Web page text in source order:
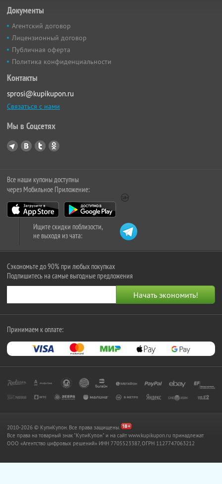
Документы
Агентский договор
Лицензионный договор
Публичная оферта
Политика конфиденциальности
Контакты
sprosi@kupikupon.ru
Связаться с нами
Мы в Соцсетях
Все наши купоны доступны
через Мобильное Приложение:
Ищите скидки поблизости,
не выходя из чата:
Сэкономьте до 90% при любых покупках
Подпишитесь на самые выгодные предложения
Принимаем к оплате:
2010-2026 © КупиКупон. Все права защищены.
Все права на товарный знак "КупиКупон" и на сайт www.kupikupon.ru принадлежат
OOO «Агентство цифровых решений» ИНН 7705523387, ОГРН 1127747063212